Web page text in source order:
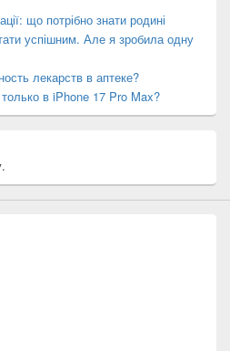
що потрібно знати родині
успішним. Але я зробила одну
лекарств в аптеке?
в iPhone 17 Pro Max?